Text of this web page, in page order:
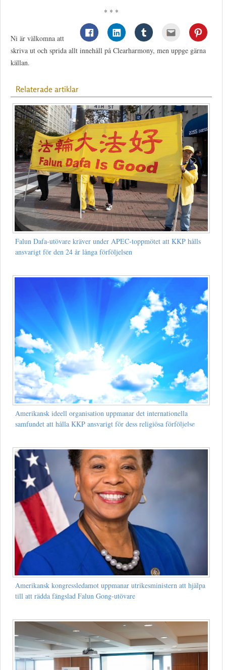
* * *
Ni är välkomna att
skriva ut och sprida allt innehåll på Clearharmony, men uppge gärna
källan.
Relaterade artiklar
Falun Dafa-utövare kräver under APEC-toppmötet att KKP hålls
ansvarigt för den 24 år långa förföljelsen
Amerikansk ideell organisation uppmanar det internationella
samfundet att hålla KKP ansvarigt för dess religiösa förföljelse
Amerikansk kongressledamot uppmanar utrikesministern att hjälpa
till att rädda fängslad Falun Gong-utövare